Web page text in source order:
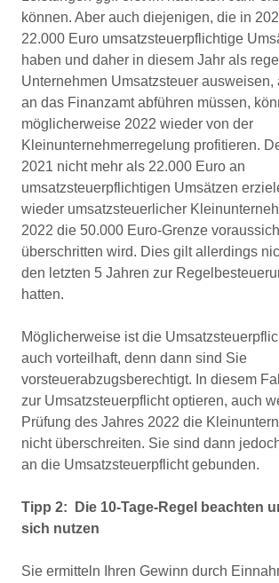
können. Aber auch diejenigen, die in
22.000 Euro umsatzsteuerpflichtige
haben und daher in diesem Jahr als
Unternehmen Umsatzsteuer ausweisen,
an das Finanzamt abführen müssen,
möglicherweise 2022 wieder von der
Kleinunternehmerregelung profitieren.
2021 nicht mehr als 22.000 Euro an
umsatzsteuerpflichtigen Umsätzen
wieder umsatzsteuerlicher
2022 die 50.000 Euro-Grenze
überschritten wird. Dies gilt allerdings
den letzten 5 Jahren zur
hatten.
Möglicherweise ist die
auch vorteilhaft, denn dann sind Sie
vorsteuerabzugsberechtigt. In diesem
zur Umsatzsteuerpflicht optieren, auch
Prüfung des Jahres 2022 die
nicht überschreiten. Sie sind dann
an die Umsatzsteuerpflicht gebunden.
Tipp 2: Die 10-Tage-Regel beachten
sich nutzen
Sie ermitteln Ihren Gewinn durch